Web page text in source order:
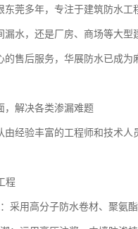
东莞多年，专注于建筑防水
漏水，还是厂房、商场等大
的售后服务，华展防水已成为
，解决各类渗漏难题
由经验丰富的工程师和技术人
程
采用高分子防水卷材、聚氨